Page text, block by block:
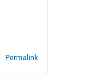
Permalink